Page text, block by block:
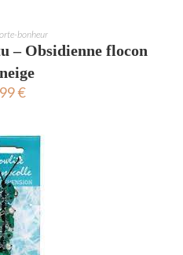
AU PANIER
bonheur
– Obsidienne flocon
€